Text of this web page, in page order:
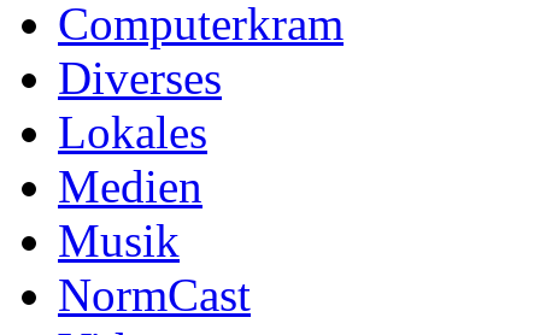
Computerkram
Diverses
Lokales
Medien
Musik
NormCast